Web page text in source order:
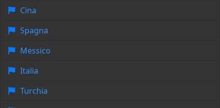
Cina
Spagna
Messico
Italia
Turchia